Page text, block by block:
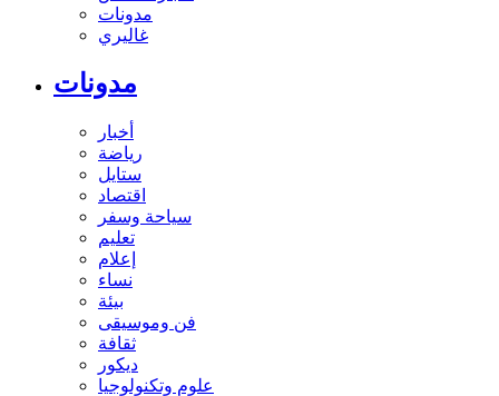
مدونات
غاليري
مدونات
أخبار
رياضة
ستايل
اقتصاد
سياحة وسفر
تعليم
إعلام
نساء
بيئة
فن وموسيقى
ثقافة
ديكور
علوم وتكنولوجيا